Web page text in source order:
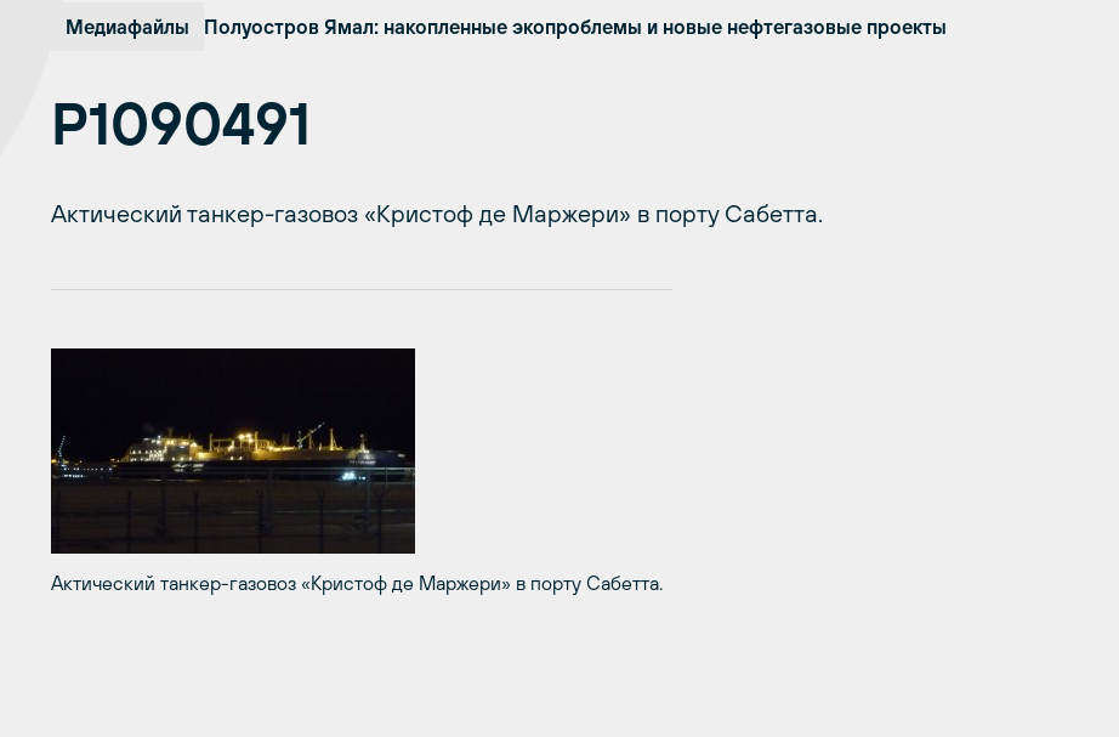
Медиафайлы Полуостров Ямал: накопленные экопроблемы и новые нефтегазовые проекты
P1090491
Актический танкер-газовоз «Кристоф де Маржери» в порту Сабетта.
Актический танкер-газовоз «Кристоф де Маржери» в порту Сабетта.